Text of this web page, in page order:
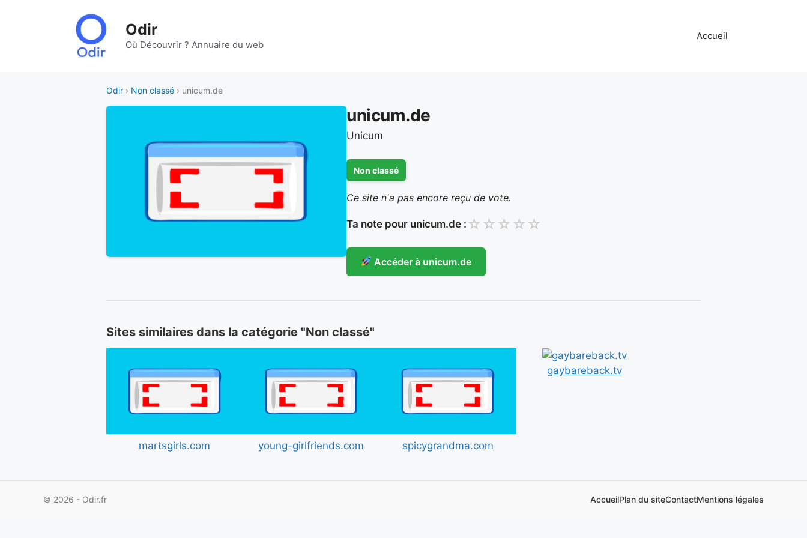
Odir
Où Découvrir ? Annuaire du web
Accueil
Odir › Non classé › unicum.de
unicum.de
Unicum
Non classé
Ce site n'a pas encore reçu de vote.
Ta note pour unicum.de : ☆ ☆ ☆ ☆ ☆
Accéder à unicum.de
Sites similaires dans la catégorie "Non classé"
martsgirls.com young-girlfriends.com spicygrandma.com
gaybareback.tv
© 2026 - Odir.fr AccueilPlan du siteContactMentions légales